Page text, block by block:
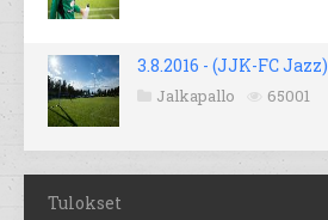
3.8.2016 - (JJK-FC Jazz)
Jalkapallo 65001
Tulokset